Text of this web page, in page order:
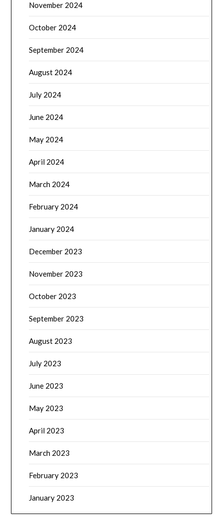
November 2024
October 2024
September 2024
August 2024
July 2024
June 2024
May 2024
April 2024
March 2024
February 2024
January 2024
December 2023
November 2023
October 2023
September 2023
August 2023
July 2023
June 2023
May 2023
April 2023
March 2023
February 2023
January 2023